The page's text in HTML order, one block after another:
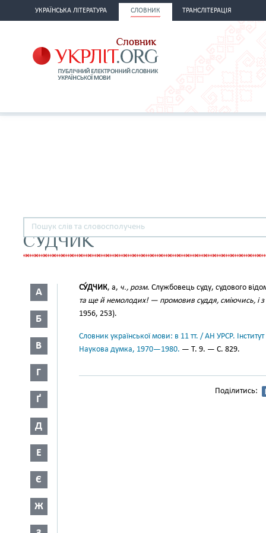
УКРАЇНСЬКА ЛІТЕРАТУРА СЛОВНИК ТРАНСЛІТЕРАЦІЯ
СУДЧИК
А
Б
В
Г
Ґ
Д
Е
Є
Ж
СУ́ДЧИК, а, ч., розм. Службовець суду, судового
та ще й немолодих! — промовив суддя, сміючись, і з
1956, 253).
Словник української мови: в 11 тт. / АН УРСР.
Наукова думка, 1970—1980. — Т. 9. — С. 829.
Поділитись: